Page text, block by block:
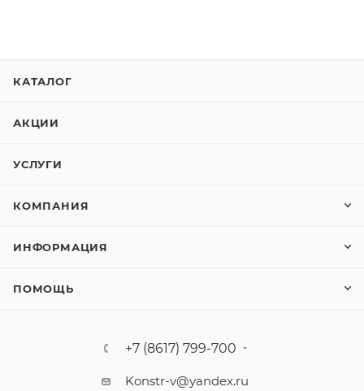
КАТАЛОГ
АКЦИИ
УСЛУГИ
КОМПАНИЯ
ИНФОРМАЦИЯ
ПОМОЩЬ
+7 (8617) 799-700
Konstr-v@yandex.ru